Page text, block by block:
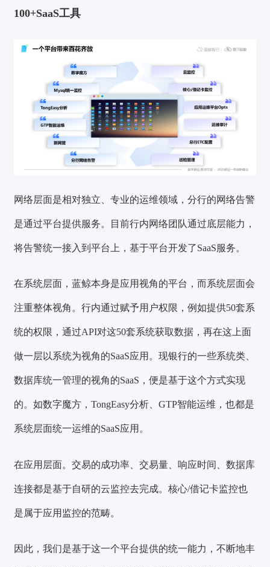
100+SaaS工具
网络层面是相对独立、专业的运维领域，分行的网络告警
是通过平台提供服务。目前行内网络团队通过底层能力，
将告警统一接入到平台上，基于平台开发了SaaS服务。
在系统层面，蓝鲸本身是应用视角的平台，而系统层面会
注重整体视角。行内通过赋予用户权限，例如提供50套系
统的权限，通过API对这50套系统获取数据，再在这上面
做一层以系统为视角的SaaS应用。现银行的一些系统类、
数据库统一管理的视角的SaaS，便是基于这个方式实现
的。如数字魔方，TongEasy分析、GTP智能运维，也都是
系统层面统一运维的SaaS应用。
在应用层面。交易的成功率、交易量、响应时间、数据库
连接都是基于自研的云监控去完成。核心/借记卡监控也
是属于应用监控的范畴。
因此，我们是基于这一个平台提供的统一能力，不断地丰